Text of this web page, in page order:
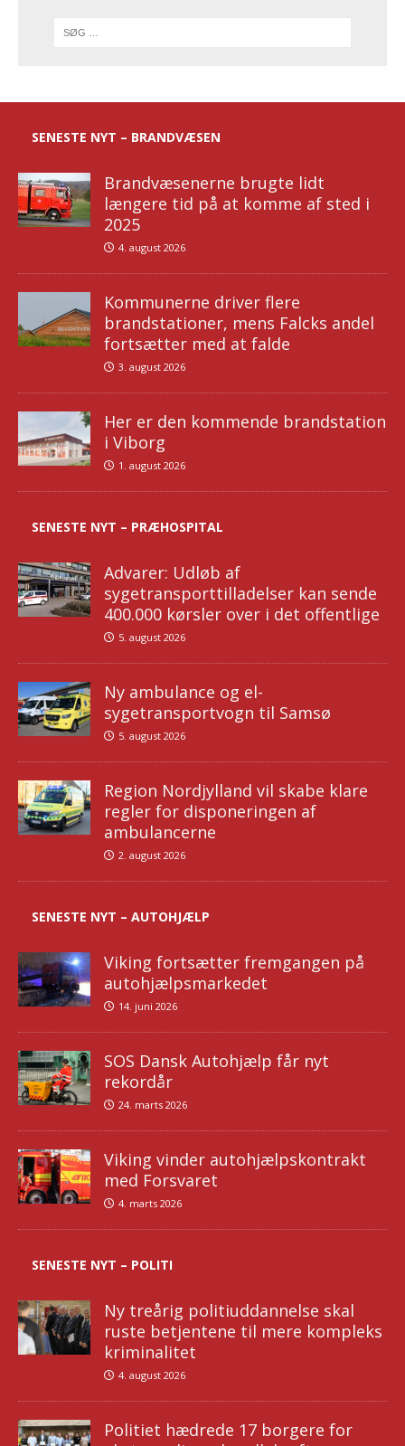
SENESTE NYT – BRANDVÆSEN
Brandvæsenerne brugte lidt
længere tid på at komme af sted i
2025
4. august 2026
Kommunerne driver flere
brandstationer, mens Falcks andel
fortsætter med at falde
3. august 2026
Her er den kommende brandstation
i Viborg
1. august 2026
SENESTE NYT – PRÆHOSPITAL
Advarer: Udløb af
sygetransporttilladelser kan sende
400.000 kørsler over i det offentlige
5. august 2026
Ny ambulance og el-
sygetransportvogn til Samsø
5. august 2026
Region Nordjylland vil skabe klare
regler for disponeringen af
ambulancerne
2. august 2026
SENESTE NYT – AUTOHJÆLP
Viking fortsætter fremgangen på
autohjælpsmarkedet
14. juni 2026
SOS Dansk Autohjælp får nyt
rekordår
24. marts 2026
Viking vinder autohjælpskontrakt
med Forsvaret
4. marts 2026
SENESTE NYT – POLITI
Ny treårig politiuddannelse skal
ruste betjentene til mere kompleks
kriminalitet
4. august 2026
Politiet hædrede 17 borgere for